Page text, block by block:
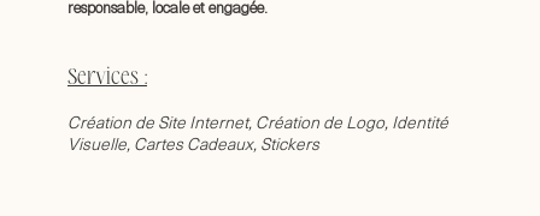
responsable, locale et engagée.
Services :
Création de Site Internet, Création de Logo, Identité
Visuelle, Cartes Cadeaux, Stickers